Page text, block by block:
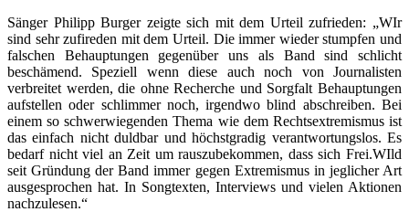
Sänger Philipp Burger zeigte sich mit dem Urteil zufrieden: „WIr
sind sehr zufireden mit dem Urteil. Die immer wieder stumpfen und
falschen Behauptungen gegenüber uns als Band sind schlicht
beschämend. Speziell wenn diese auch noch von Journalisten
verbreitet werden, die ohne Recherche und Sorgfalt Behauptungen
aufstellen oder schlimmer noch, irgendwo blind abschreiben. Bei
einem so schwerwiegenden Thema wie dem Rechtsextremismus ist
das einfach nicht duldbar und höchstgradig verantwortungslos. Es
bedarf nicht viel an Zeit um rauszubekommen, dass sich Frei.WIld
seit Gründung der Band immer gegen Extremismus in jeglicher Art
ausgesprochen hat. In Songtexten, Interviews und vielen Aktionen
nachzulesen.“